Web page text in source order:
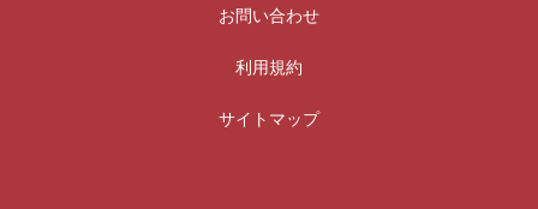
お問い合わせ
利用規約
サイトマップ